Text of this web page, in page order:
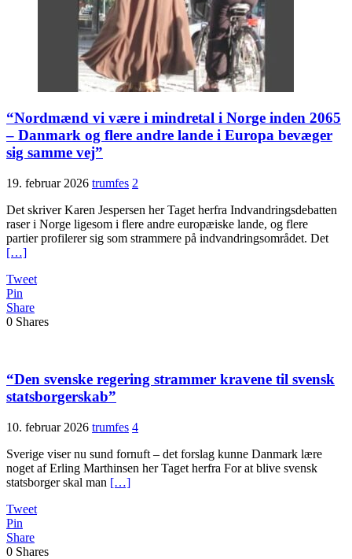
“Nordmænd vi være i mindretal i Norge inden 2065
– Danmark og flere andre lande i Europa bevæger
sig samme vej”
19. februar 2026 trumfes 2
Det skriver Karen Jespersen her Taget herfra Indvandringsdebatten
raser i Norge ligesom i flere andre europæiske lande, og flere
partier profilerer sig som strammere på indvandringsområdet. Det
[…]
Tweet
Pin
Share
0 Shares
“Den svenske regering strammer kravene til svensk
statsborgerskab”
10. februar 2026 trumfes 4
Sverige viser nu sund fornuft – det forslag kunne Danmark lære
noget af Erling Marthinsen her Taget herfra For at blive svensk
statsborger skal man […]
Tweet
Pin
Share
0 Shares